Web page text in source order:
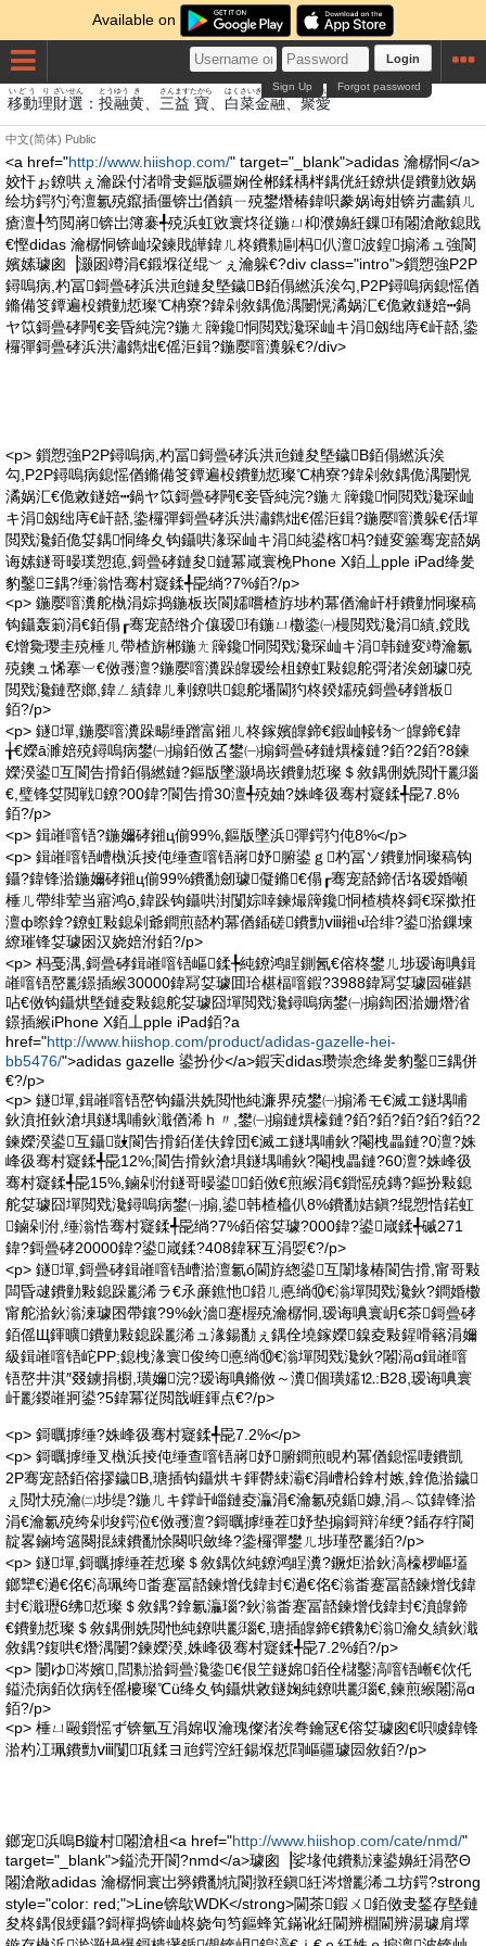
Available on
Login
Forgot password
Sign Up
移動
いどう
理
り
財
ざい
選
せん
： 投
とう
融
ゆう
黄
き
三
さん
益
ます
寶
たから
白菜
はくさい
金融
きんゆう
、聚
じゅ
愛
あい
中文(简体) Public
<a href="http://www.hiishop.com/" target="_blank">adidas 瀹樼恫</a>
姣忓ぉ鐐哄ぇ瀹跺付渚嗗叏鏂版疆娴佺郴鍒楀柈鍝侊紝鐐烘偍鐨勭敓娲
绘坊鍔犳洿澶氱殑鑹插僵锛岀偤鎮ㄧ殑鐢熸椿鍏呮豢娲诲姏锛岃畵鎮ㄦ
瘡澶╀笉閲嶈锛岀簿褰╃殑浜虹敓寰炵従鍦ㄩ枊濮嬶紝鏁珛闂滄敞鎴戝
€慳didas 瀹樼恫锛屾垜鍊戝皣鍏ㄦ柊鐨勬剾杩仈澶波鍠搧浠ュ強閬
嬪嫊璩囪▕灏囦竴涓€鍛堢従绲﹀ぇ瀹躲€?div class="intro">鎻愬強P2P
鐞嗚病,杓冨鎶曡硣浜洪兘鏈夋墍鐬В銆傝繎浜涘勾,P2P鐞嗚病鎴愮偤
鏅備笅鐔遍杸鐨勭悊璨℃柟寮?鍏剁敘鍝佹湡闄愰潏娲汇€佹敹鐩婄┅鍋
ヤ笖鎶曡硣闁€妾昏純浣?鍦ㄤ簰鑱恫閲戣瀺琛屾キ涓劔绌庤€屽嚭,鍌
欏彈鎶曡硣浜洪潚鐫炪€傜洰鍓?鍦嬮噾瀵躲€?/div>
<p> 鎻愬強P2P鐞嗚病,杓冨鎶曡硣浜洪兘鏈夋墍鐬В銆傝繎浜涘
勾,P2P鐞嗚病鎴愮偤鏅備笅鐔遍杸鐨勭悊璨℃柟寮?鍏剁敘鍝佹湡闄愰
潏娲汇€佹敹鐩婄┅鍋ヤ笖鎶曡硣闁€妾昏純浣?鍦ㄤ簰鑱恫閲戣瀺琛屾
キ涓劔绌庤€屽嚭,鍌欏彈鎶曡硣浜洪潚鐫炪€傜洰鍓?鍦嬮噾瀵躲€佸墠
閲戣瀺銆佹姇鍝恫绛夊钩鑷哄湪琛屾キ涓純鍙楁杩?鏈変簺骞宠嚭娲
诲嫊鐩哥暥璞愬瘜,鎶曡硣鏈夋鏈冪嵅寰梚Phone X銆丄pple iPad绛夎
豹鑿Ξ鍝?缍滃悎骞村寲鍒╃巼绱?7%銆?/p>
<p> 鍦嬮噾瀵舵槸涓婃捣鍦板崁閬嬬嚐楂斿埗杓冪偤瀹屽杽鐨勭恫璨稿
钩鑷轰箣涓€銆傝┎骞宠嚭绺介儴瑷珛鍦ㄩ櫢鍌㈠槾閲戣瀺涓績,鎲戝
€熷毚璎圭殑棰ㄦ帶楂旂郴鍦ㄤ簰鑱恫閲戣瀺琛屾キ涓韩鏈変竴瀹氱
殑鐭ュ悕搴︺€傚彟澶?鍦嬮噾瀵跺皥瑷绘柤鐐虹敤鎴舵彁渚涘劒璩殑
閲戣瀺鏈嶅嫏,鍏ㄥ績鍏ㄦ剰鐐哄鎴舵墦閫犳柊鍨嬬殑鎶曡硣鐠板
銆?/p>
<p> 鐩墠,鍦嬮噾瀵跺畼缍蹭富鎺ㄦ柊鎵嬪皥鍗€鍜屾帹钖﹀皥鍗€鍏
╁€嬫ā濉婄殑鐞嗚病鐢㈠搧銆傚叾鐢㈠搧鎶曡硣鏈熼檺鏈?銆?2銆?8鍊
嬫湀鍙互閬告搰銆傝繎鏈?鏂版墜灏堝崁鐨勭悊璨＄敘鍝侀姺閲忓彲瑙
€,璧锋姇閲戦鐐?00鍏?閬告搰30澶╃殑妯?姝峰彶骞村寲鍒╃巼7.8%
銆?/p>
<p> 鍓嶉噾铻?鍦嬭硣鎺ц偂99%,鏂版墜浜彈鍔犳伅8%</p>
<p> 鍓嶉噾铻嶆槸浜掕伅缍查噾铻嶈妤腑鍙ｇ杓冨ソ鐨勭恫璨稿钩
鑷?鍏锋湁鍦嬭硣鎺ц偂99%鐨勫劒璩儗鏅€傝┎骞宠嚭鍗佸垎瑷婚噸
棰ㄦ帶绯荤当寤鸿ō,鍏跺钩鑷哄湗闅婃啈鍊熶簰鑱恫楂樻柊鎶€琛撳拰
澶ф暩鎿?鐐虹敤鎴剁爺鐧煎嚭杓冪偤鍤磋鐨勯ⅷ鎺ч珨绯?鍙湁鏁堜
繚璀锋姇璩囦汉娆婄泭銆?/p>
<p> 杩戞湡,鎶曡硣鍓嶉噾铻嶇鍒╄純鐐鸿睈鍘氥€傛柊鐢ㄦ埗瑷诲唺鍓
嶉噾铻嶅彲鐛插緱30000鍏冩姇璩囬珨椹楅噾鍜?3988鍏冩姇璩囩磪鍖
呫€傚钩鑷烘墍鏈夌敤鎴舵姇璩囧墠閲戣瀺鐞嗚病鐢㈠搧鍧囨湁姗熸渻
鐛插緱iPhone X銆丄pple iPad銆?a
href="http://www.hiishop.com/product/adidas-gazelle-hei-
bb5476/">adidas gazelle 鍙扮仯</a>鍜宎didas瓒崇悆绛夎豹鑿Ξ鍝併
€?/p>
<p> 鐩墠,鍓嶉噾铻嶅钩鑷洪姺閲忚純濂界殑鐢㈠搧浠モ€滅エ鐩堣哺
鈥濆拰鈥滄埧鐩堣哺鈥濈偤浠ｈ〃,鐢㈠搧鏈熼檺鏈?銆?銆?銆?銆?銆?2
鍊嬫湀鍙互鑷敱閬告搰銆傞伕鎿団€滅エ鐩堣哺鈥?閹栧畾鏈?0澶?姝
峰彶骞村寲鍒╃巼12%;閬告搰鈥滄埧鐩堣哺鈥?閹栧畾鏈?60澶?姝峰彶
骞村寲鍒╃巼15%,鏀剁泭鐩哥暥鍙銆傚€煎緱涓€鎻愮殑鏄?鏂扮敤鎴
舵姇璩囧墠閲戣瀺鐞嗚病鐢㈠搧,鍙韩楂橀仈8%鐨勫姞鎭?绲愬悎鍩虹
鏀剁泭,缍滃悎骞村寲鍒╃巼绱?7%銆傛姇璩?000鍏?鍙嵅鍒╃磩271
鍏?鎶曡硣20000鍏?鍙嵅鍒?408鍏冧互涓娿€?/p>
<p> 鐩墠,鎶曡硣鍓嶉噾铻嶆湁澶氱ó閫斿緫鍙互闈堟椿閬告搰,甯哥敤
闆昏叇鐨勭敤鎴跺彲浠ラ€氶亷鐎忚鍣ㄦ悳绱⑩€滃墠閲戣瀺鈥?鐧婚櫢
甯舵湁鈥滃湅璩囨帶鑲?9%鈥濇蹇楃殑瀹樼恫,瑷诲唺寰岄€茶鎶曡硣
銆傜Щ鍕曠鐨勭敤鎴跺彲浠ュ湪鍚勫ぇ鍝佺墝鎵嬫鎳夌敤鍟嗗簵涓嬭
級鍓嶉噾铻岮PP;鎴栧湪寰俊绔悳绱⑩€滃墠閲戣瀺鈥?闂滆ɑ鍓嶉噾
铻嶅井淇″叕鐪捐櫉,璜嬭浣?瑷诲唺鏅傚～瀵個璜嬬⒓:B28,瑷诲唺寰
屽彲鍐嶉牁鍙?5鍏冪従閲戠崕鍕点€?/p>
<p> 鎶曞摢缍?姝峰彶骞村寲鍒╃巼7.2%</p>
<p> 鎶曞摢缍叉槸浜掕伅缍查噾铻嶈妤腑鐧煎睍杓冪偤鎴愮啛鐨凱
2P骞宠嚭銆傛摎鐬В,瑭插钩鑷烘キ鍕欎綀灞€涓嶆柗鎿村嫉,鎿佹湁鐬
ぇ閲忕殑瀹㈡埗缇?鍦ㄦキ鐣屽崰鏈夌灜涓€瀹氱殑鍎嫝,涓︿笖鍏锋湁
涓€瀹氱殑绔剁埈鍔涖€傚彟澶?鎶曞摢缍茬妤垫搧鎶辩洠绠?鍤存牸閬
靛畧鏀垮簻闋掍綀鐨勫悇闋呮斂绛?鍌欏彈鐢ㄦ埗瑾嶅彲銆?/p>
<p> 鐩墠,鎶曞摢缍茬悊璨＄敘鍝佽純鐐鸿睈瀵?鐝炬湁鈥滈檺椤嶇壒
鎯犫€濄€佲€滈珮绔畨蹇冨嚭鍊熷伐鍏封€濄€佲€滃畨蹇冨嚭鍊熷伐鍏
封€濈瓑6绋悊璨＄敘鍝?鎿氱灜瑙?鈥滃畨蹇冨嚭鍊熷伐鍏封€濆皥鍗
€鐨勭悊璨＄敘鍝侀姺閲忚純鐐哄彲瑙€,瑭插皥鍗€鐨勨€滃瀹夊績鈥濈
敘鍝?鍑哄€熸湡闄?鍊嬫湀,姝峰彶骞村寲鍒╃巼7.2%銆?/p>
<p> 闄ゆ涔嬪,閭勬湁鎶曡瀺鍌€佷笁鐩婂銆佺櫧鑿滈噾铻嶃€佽仛
鎰涜病銆佽病铚傜櫦璨℃ü绛夊钩鑷烘敹鐩婅純鐐哄彲瑙€,鍊煎緱闂滆ɑ
銆?/p>
<p> 棰ㄩ毆鎻愮ず锛氫互涓婂収瀹瑰儏渚涘弮鑰冦€傛姇璩囪€呮噳鍏锋
湁杓冮珮鐨勯ⅷ闅瓨鍒ヨ兘鍔涳紝鍚堢悊閰嶇疆璩囩敘銆?/p>
鎯宠浜嗚В鏇村闂滄柤<a href="http://www.hiishop.com/cate/nmd/"
target="_blank">鎰涜开閬?nmd</a>璩囪▕娑堟伅鐨勬湅鍙嬶紝涓嶅Θ
闂滄敞adidas 瀹樼恫寰岀簩鐨勫牨閬撴秷鎭紝涔熷彲浠ユ坊鍔?strong
style="color: red;">Line锛歍WDK</strong>閫茶鍜ㄨ銆傚叏鍫存墍鏈
夋柊鍝佷綆鑷?鎶樿捣锛屾柊娆句笉鏂蜂笂鏋讹紝閫辨棩閫辨湯璩肩墿